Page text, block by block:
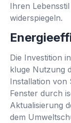
Ihren
widerspiegeln.
Die Investition
kluge Nutzung
Installation von
Fenster durch
Aktualisierung
dem